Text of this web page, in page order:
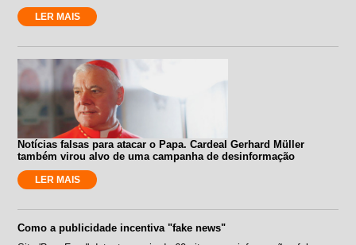
LER MAIS
Notícias falsas para atacar o Papa. Cardeal Gerhard Müller
também virou alvo de uma campanha de desinformação
LER MAIS
Como a publicidade incentiva "fake news"